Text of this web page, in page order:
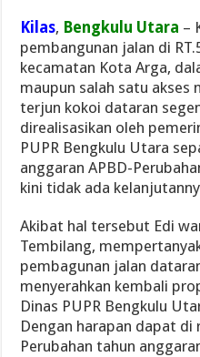
Kilas, Bengkulu Utara –
pembangunan jalan di
kecamatan Kota Arga,
maupun salah satu
terjun kokoi dataran
direalisasikan oleh
PUPR Bengkulu Utara
anggaran APBD-
kini tidak ada
Akibat hal tersebut Edi
Tembilang,
pembagunan jalan
menyerahkan kembali
Dinas PUPR Bengkulu
Dengan harapan dapat di
Perubahan tahun